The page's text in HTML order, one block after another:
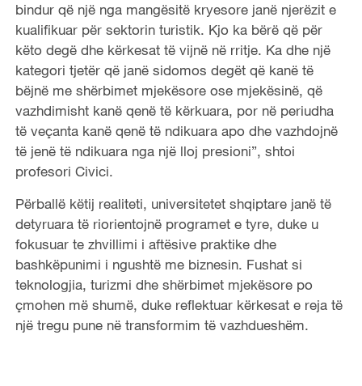
bindur që një nga mangësitë kryesore janë njerëzit e
kualifikuar për sektorin turistik. Kjo ka bërë që për
këto degë dhe kërkesat të vijnë në rritje. Ka dhe një
kategori tjetër që janë sidomos degët që kanë të
bëjnë me shërbimet mjekësore ose mjekësinë, që
vazhdimisht kanë qenë të kërkuara, por në periudha
të veçanta kanë qenë të ndikuara apo dhe vazhdojnë
të jenë të ndikuara nga një lloj presioni”, shtoi
profesori Civici.
Përballë këtij realiteti, universitetet shqiptare janë të
detyruara të riorientojnë programet e tyre, duke u
fokusuar te zhvillimi i aftësive praktike dhe
bashkëpunimi i ngushtë me biznesin. Fushat si
teknologjia, turizmi dhe shërbimet mjekësore po
çmohen më shumë, duke reflektuar kërkesat e reja të
një tregu pune në transformim të vazhdueshëm.